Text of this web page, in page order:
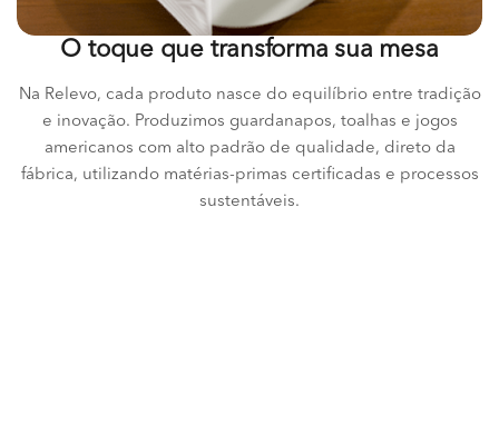
O toque que transforma sua mesa
Na Relevo, cada produto nasce do equilíbrio entre tradição
e inovação. Produzimos guardanapos, toalhas e jogos
americanos com alto padrão de qualidade, direto da
fábrica, utilizando matérias-primas certificadas e processos
sustentáveis.